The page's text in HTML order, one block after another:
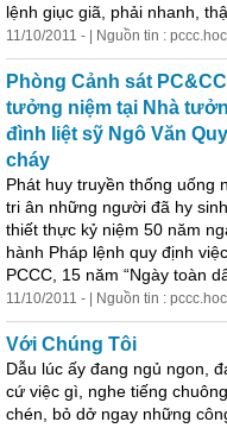
lệnh giục giã, phải nhanh,
11/10/2011 - | Nguồn tin :
Phòng Cảnh sát
tưởng niệm tại Nhà
đình liệt sỹ Ngô Văn
cháy
Phát huy truyền thống uống
tri ân những người đã hy
thiết thực kỷ niệm 50 năm
hành Pháp lệnh quy định
PCCC, 15 năm “Ngày toàn
11/10/2011 - | Nguồn tin :
Với Chúng Tôi
Dẫu lúc ấy đang ngủ ngon,
cứ việc gì, nghe tiếng
chén, bỏ dở ngay những